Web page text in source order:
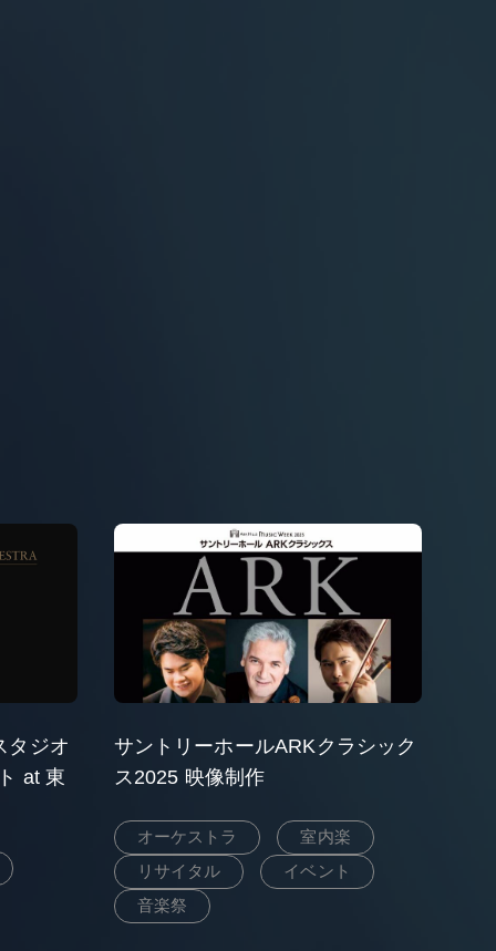
タジオ
at 東
サントリーホールARKクラシック
ス2025 映像制作
オーケストラ
室内楽
リサイタル
イベント
音楽祭